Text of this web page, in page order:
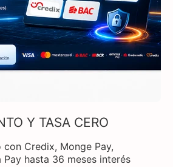
Y TASA CERO
Credix, Monge Pay,
Pay hasta 36 meses interés